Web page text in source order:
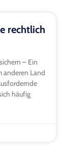
rechtlich
– Ein
anderen Land
häufig